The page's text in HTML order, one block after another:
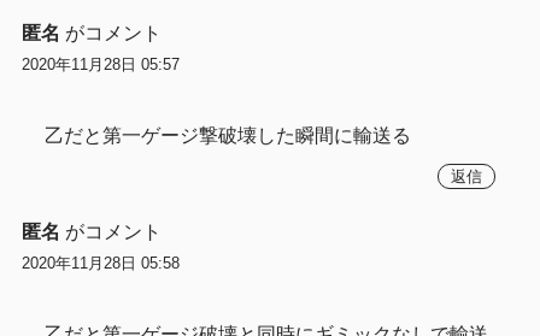
匿名 がコメント
2020年11月28日 05:57
乙だと第一ゲージ撃破壊した瞬間に輸送る
返信
匿名 がコメント
2020年11月28日 05:58